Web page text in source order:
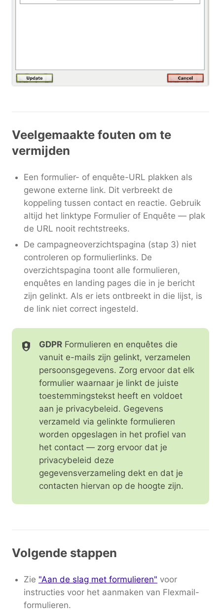
Veelgemaakte fouten om te
vermijden
Een formulier- of enquête-URL plakken als
gewone externe link. Dit verbreekt de
koppeling tussen contact en reactie. Gebruik
altijd het linktype Formulier of Enquête — plak
de URL nooit rechtstreeks.
De campagneoverzichtspagina (stap 3) niet
controleren op formulierlinks. De
overzichtspagina toont alle formulieren,
enquêtes en landing pages die in je bericht
zijn gelinkt. Als er iets ontbreekt in die lijst, is
de link niet correct ingesteld.
GDPR Formulieren en enquêtes die
vanuit e-mails zijn gelinkt, verzamelen
persoonsgegevens. Zorg ervoor dat elk
formulier waarnaar je linkt de juiste
toestemmingstekst heeft en voldoet
aan je privacybeleid. Gegevens
verzameld via gelinkte formulieren
worden opgeslagen in het profiel van
het contact — zorg ervoor dat je
privacybeleid deze
gegevensverzameling dekt en dat je
contacten hiervan op de hoogte zijn.
Volgende stappen
Zie "Aan de slag met formulieren" voor
instructies voor het aanmaken van Flexmail-
formulieren.